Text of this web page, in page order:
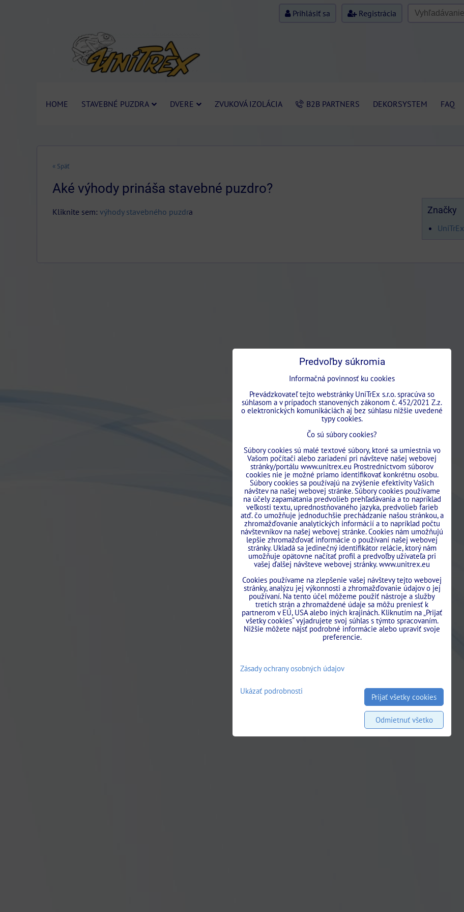
Prihlásiť sa Registrácia
HOME STAVEBNÉ PUZDRA DVERE ZVUKOVÁ IZOLÁCIA B2B PARTNERS DEKORSYSTEM FAQ
« Späť
Aké výhody prináša stavebné puzdro?
Značky
UniTrEx
Kliknite sem: výhody stavebného puzdra
Predvoľby súkromia
Informačná povinnosť ku cookies
Prevádzkovateľ tejto webstránky UniTrEx s.r.o. spracúva so
súhlasom a v prípadoch stanovených zákonom č. 452/2021 Z.z.
o elektronických komunikáciách aj bez súhlasu nižšie uvedené
typy cookies.
Čo sú súbory cookies?
Súbory cookies sú malé textové súbory, ktoré sa umiestnia vo
Vašom počítači alebo zariadení pri návšteve našej webovej
stránky/portálu www.unitrex.eu Prostredníctvom súborov
cookies nie je možné priamo identifikovať konkrétnu osobu.
Súbory cookies sa používajú na zvýšenie efektivity Vašich
návštev na našej webovej stránke. Súbory cookies používame
na účely zapamätania predvolieb prehľadávania a to napríklad
veľkosti textu, uprednostňovaného jazyka, predvolieb farieb
atď. čo umožňuje jednoduchšie prechádzanie našou stránkou, a
zhromažďovanie analytických informácií a to napríklad počtu
návštevníkov na našej webovej stránke. Cookies nám umožňujú
lepšie zhromažďovať informácie o používaní našej webovej
stránky. Ukladá sa jedinečný identifikátor relácie, ktorý nám
umožňuje opätovne načítať profil a predvoľby užívateľa pri
vašej ďalšej návšteve webovej stránky. www.unitrex.eu
Cookies používame na zlepšenie vašej návštevy tejto webovej
stránky, analýzu jej výkonnosti a zhromažďovanie údajov o jej
používaní. Na tento účel môžeme použiť nástroje a služby
tretích strán a zhromaždené údaje sa môžu preniesť k
partnerom v EÚ, USA alebo iných krajinách. Kliknutím na „Prijať
všetky cookies“ vyjadrujete svoj súhlas s týmto spracovaním.
Nižšie môžete nájsť podrobné informácie alebo upraviť svoje
preferencie.
Zásady ochrany osobných údajov
Ukázať podrobnosti
Prijať všetky cookies
Odmietnuť všetko